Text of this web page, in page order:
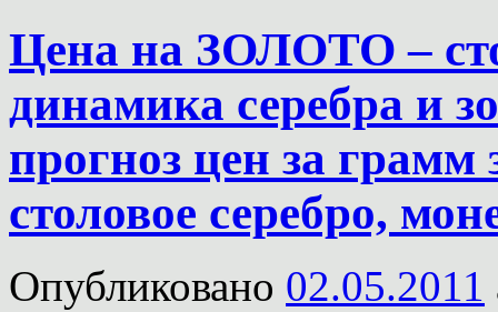
Цена на ЗОЛОТО –
динамика серебра и
прогноз цен за грамм
столовое серебро,
Опубликовано 02.05.2011